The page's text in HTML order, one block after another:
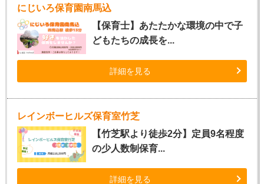
にじいろ保育園南馬込
【保育士】あたたかな環境の中で子
どもたちの成長を...
詳細を見る
レインボーヒルズ保育室竹芝
【竹芝駅より徒歩2分】定員9名程度
の少人数制保育...
詳細を見る